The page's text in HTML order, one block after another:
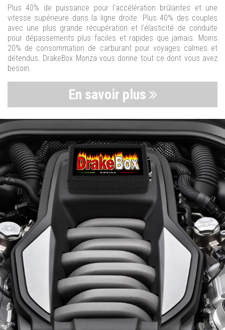
Plus 40% de puissance pour l'accélération brûlantes et une
vitesse supérieure dans la ligne droite. Plus 40% des couples
avec une plus grande récupération et l'élasticité de conduite
pour dépassements plus faciles et rapides que jamais. Moins
20% de consommation de carburant pour voyages calmes et
détendus. DrakeBox Monza vous donne tout ce dont vous avez
besoin.
En savoir plus